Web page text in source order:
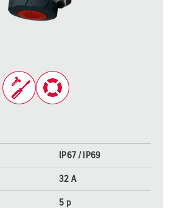
IP67 / IP69
32 A
5 p